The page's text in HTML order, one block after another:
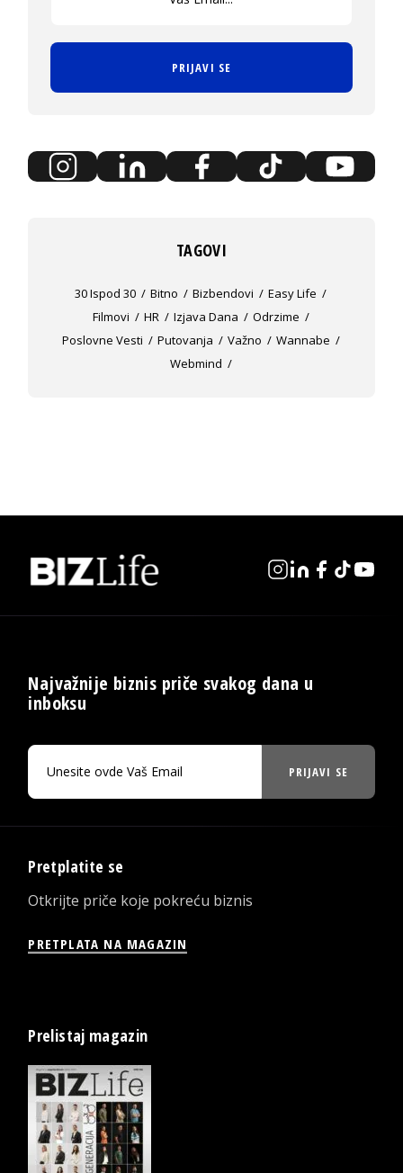
PRIJAVI SE
TAGOVI
30 Ispod 30 Bitno Bizbendovi
Easy Life
Filmovi
HR Izjava Dana
Odrzime
Poslovne Vesti
Putovanja Važno
Wannabe
Webmind
Najvažnije biznis priče svakog dana u
inboksu
PRIJAVI SE
Pretplatite se
Otkrijte priče koje pokreću biznis
PRETPLATA NA MAGAZIN
Prelistaj magazin